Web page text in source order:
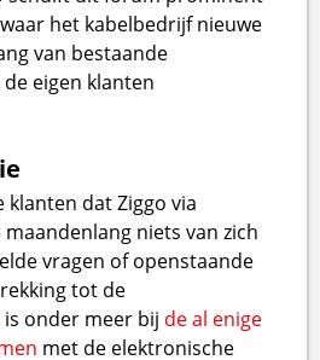
het kabelbedrijf nieuwe
van bestaande
eigen klanten
dat Ziggo via
niets van zich
vragen of openstaande
tot de
onder meer bij de al enige
met de elektronische